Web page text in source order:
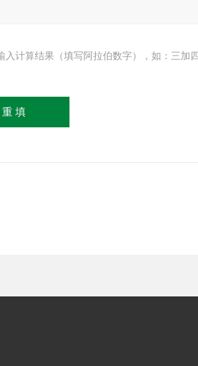
入计算结果（填写阿拉伯数字），如：三加